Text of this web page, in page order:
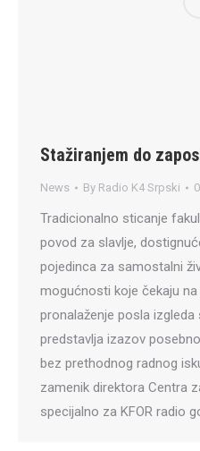
Stažiranjem do
News By Radio K4 Srpski
Tradicionalno sticanje
povod za slavlje,
pojedinca za samostalni
mogućnosti koje čekaju
pronalaženje posla izgleda
predstavlja izazov
bez prethodnog radnog
zamenik direktora Centra
specijalno za KFOR radio